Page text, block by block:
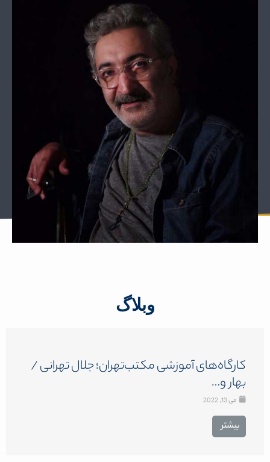
وبلاگ
کارگاه‌های آموزشی مکتب‌تهران؛ جلال تهرانی /
بهار و…
می 13, 2022
بیشتر